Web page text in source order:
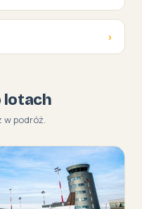
›
lotach
podróż.